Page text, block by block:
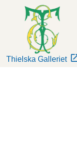
Thielska Galleriet